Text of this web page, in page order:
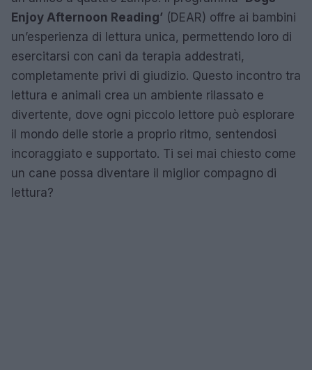
Enjoy Afternoon Reading’ (DEAR) offre ai bambini
un’esperienza di lettura unica, permettendo loro di
esercitarsi con cani da terapia addestrati,
completamente privi di giudizio. Questo incontro tra
lettura e animali crea un ambiente rilassato e
divertente, dove ogni piccolo lettore può esplorare
il mondo delle storie a proprio ritmo, sentendosi
incoraggiato e supportato. Ti sei mai chiesto come
un cane possa diventare il miglior compagno di
lettura?